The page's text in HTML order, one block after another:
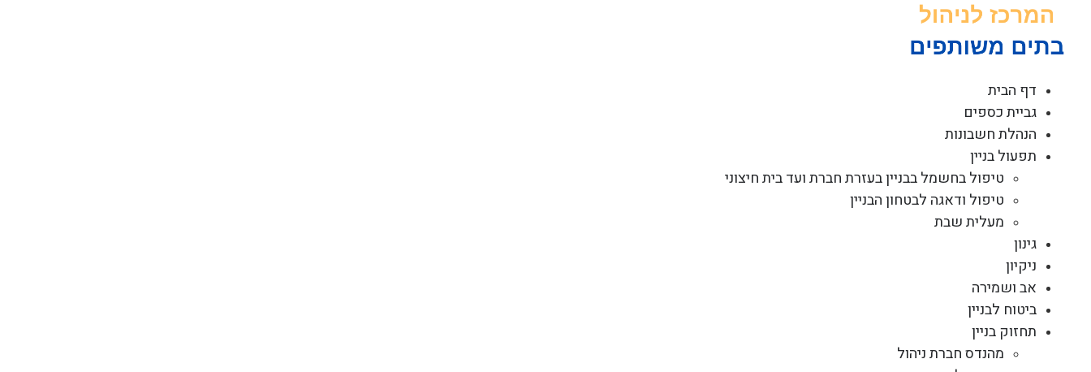
דף הבית
גביית כספים
הנהלת חשבונות
תפעול בניין
טיפול בחשמל בבניין בעזרת חברת ועד בית חיצוני
טיפול ודאגה לבטחון הבניין
מעלית שבת
גינון
ניקיון
אב ושמירה
ביטוח לבניין
תחזוק בניין
מהנדס חברת ניהול